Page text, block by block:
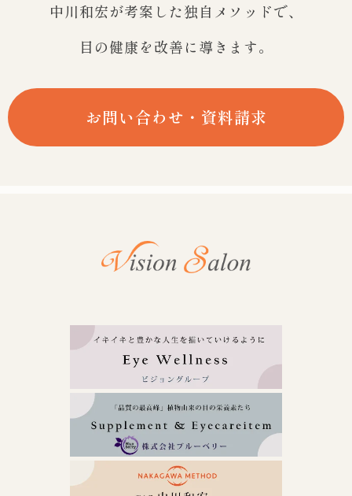
中川和宏が考案した独自メソッドで、
目の健康を改善に導きます。
お問い合わせ・資料請求